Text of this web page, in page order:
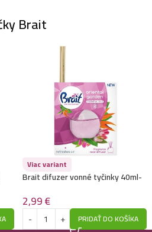
Brait
Viac variant
Brait difuzer vonné tyčinky 40ml-
2,99€
PRIDAŤ DO KOŠÍKA